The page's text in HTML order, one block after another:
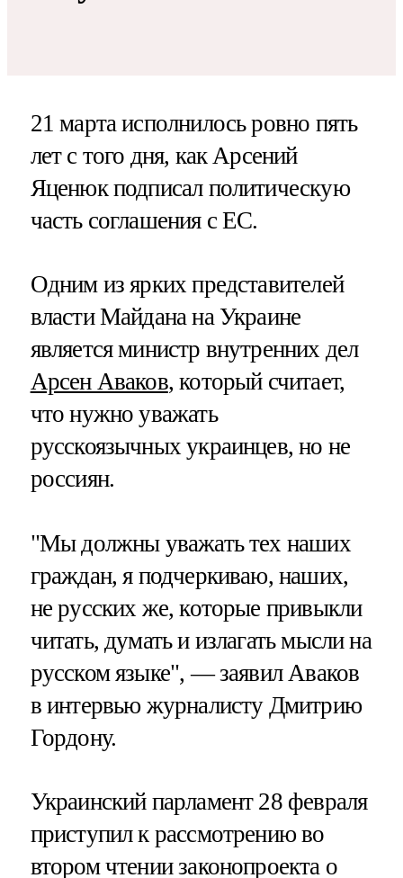
21 марта исполнилось ровно пять
лет с того дня, как Арсений
Яценюк подписал политическую
часть соглашения с ЕС.
Одним из ярких представителей
власти Майдана на Украине
является министр внутренних дел
Арсен Аваков, который считает,
что нужно уважать
русскоязычных украинцев, но не
россиян.
"Мы должны уважать тех наших
граждан, я подчеркиваю, наших,
не русских же, которые привыкли
читать, думать и излагать мысли на
русском языке", — заявил Аваков
в интервью журналисту Дмитрию
Гордону.
Украинский парламент 28 февраля
приступил к рассмотрению во
втором чтении законопроекта о